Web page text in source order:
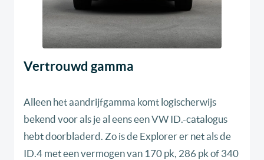
Vertrouwd gamma
Alleen het aandrijfgamma komt logischerwijs
bekend voor als je al eens een VW ID.-catalogus
hebt doorbladerd. Zo is de Explorer er net als de
ID.4 met een vermogen van 170 pk, 286 pk of 340